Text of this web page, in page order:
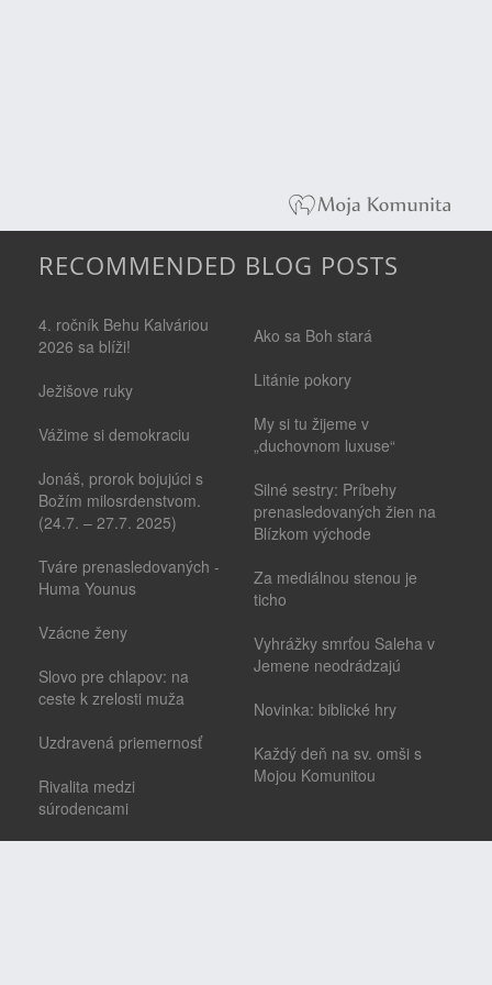
RECOMMENDED BLOG POSTS
4. ročník Behu Kalváriou
2026 sa blíži!
Ježišove ruky
Vážime si demokraciu
Jonáš, prorok bojujúci s
Božím milosrdenstvom.
(24.7. – 27.7. 2025)
Tváre prenasledovaných -
Huma Younus
Vzácne ženy
Slovo pre chlapov: na
ceste k zrelosti muža
Uzdravená priemernosť
Rivalita medzi
súrodencami
Ako sa Boh stará
Litánie pokory
My si tu žijeme v
„duchovnom luxuse“
Silné sestry: Príbehy
prenasledovaných žien na
Blízkom východe
Za mediálnou stenou je
ticho
Vyhrážky smrťou Saleha v
Jemene neodrádzajú
Novinka: biblické hry
Každý deň na sv. omši s
Mojou Komunitou